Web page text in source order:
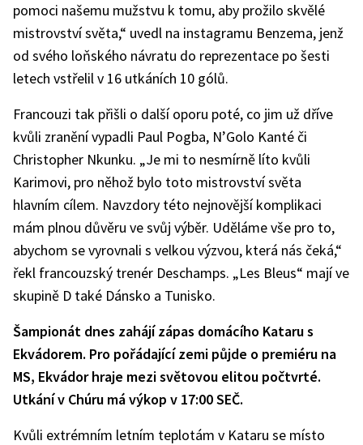
pomoci našemu mužstvu k tomu, aby prožilo skvělé
mistrovství světa,“ uvedl na instagramu Benzema, jenž
od svého loňského návratu do reprezentace po šesti
letech vstřelil v 16 utkáních 10 gólů.
Francouzi tak přišli o další oporu poté, co jim už dříve
kvůli zranění vypadli Paul Pogba, N’Golo Kanté či
Christopher Nkunku. „Je mi to nesmírně líto kvůli
Karimovi, pro něhož bylo toto mistrovství světa
hlavním cílem. Navzdory této nejnovější komplikaci
mám plnou důvěru ve svůj výběr. Uděláme vše pro to,
abychom se vyrovnali s velkou výzvou, která nás čeká,“
řekl francouzský trenér Deschamps. „Les Bleus“ mají ve
skupině D také Dánsko a Tunisko.
Šampionát dnes zahájí zápas domácího Kataru s
Ekvádorem. Pro pořádající zemi půjde o premiéru na
MS, Ekvádor hraje mezi světovou elitou počtvrté.
Utkání v Chúru má výkop v 17:00 SEČ.
Kvůli extrémním letním teplotám v Kataru se místo